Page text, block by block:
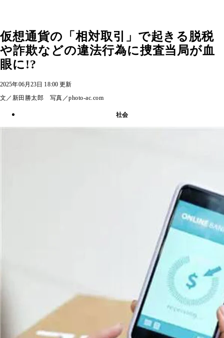
仮想通貨の「相対取引」で起きる脱税
や詐欺などの違法行為に捜査当局が血
眼に!?
2025年06月23日 18:00 更新
文／新田勝太郎 写真／photo-ac.com
社会